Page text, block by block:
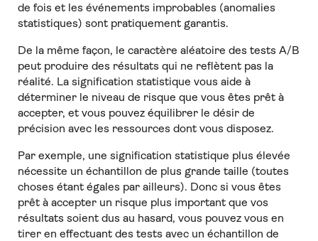
de fois et les événements improbables (anomalies
statistiques) sont pratiquement garantis.
De la même façon, le caractère aléatoire des tests A/B
peut produire des résultats qui ne reflètent pas la
réalité. La signification statistique vous aide à
déterminer le niveau de risque que vous êtes prêt à
accepter, et vous pouvez équilibrer le désir de
précision avec les ressources dont vous disposez.
Par exemple, une signification statistique plus élevée
nécessite un échantillon de plus grande taille (toutes
choses étant égales par ailleurs). Donc si vous êtes
prêt à accepter un risque plus important que vos
résultats soient dus au hasard, vous pouvez vous en
tirer en effectuant des tests avec un échantillon de